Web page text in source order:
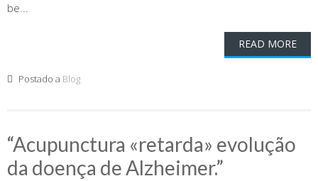
be...
READ MORE
Postado a Blog
“Acupunctura «retarda» evolução
da doença de Alzheimer.”